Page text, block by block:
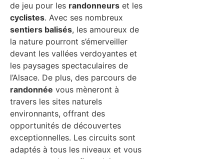
de jeu pour les randonneurs et les
cyclistes. Avec ses nombreux
sentiers balisés, les amoureux de
la nature pourront s’émerveiller
devant les vallées verdoyantes et
les paysages spectaculaires de
l’Alsace. De plus, des parcours de
randonnée vous mèneront à
travers les sites naturels
environnants, offrant des
opportunités de découvertes
exceptionnelles. Les circuits sont
adaptés à tous les niveaux et vous